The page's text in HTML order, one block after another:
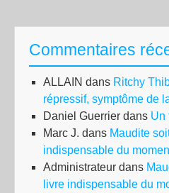
Commentaires
ALLAIN dans Ritchy
répressif, symptôme de
Daniel Guerrier dans Un
Marc J. dans Maudite
indispensable du
Administrateur dans
livre indispensable du